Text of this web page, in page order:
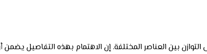
بين العناصر المختلفة. إن الاهتمام بهذه التفاصيل